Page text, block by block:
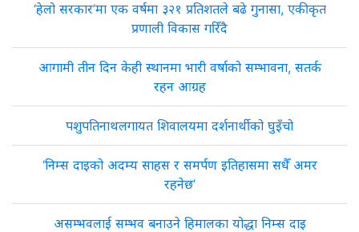
‘हेलो सरकार’मा एक वर्षमा ३२१ प्रतिशतले बढे गुनासा, एकीकृत
प्रणाली विकास गरिँदै
आगामी तीन दिन केही स्थानमा भारी वर्षाको सम्भावना, सतर्क
रहन आग्रह
पशुपतिनाथलगायत शिवालयमा दर्शनार्थीको घुइँचो
‘निम्स दाइको अदम्य साहस र समर्पण इतिहासमा सधैँ अमर
रहनेछ’
असम्भवलाई सम्भव बनाउने हिमालका योद्धा निम्स दाइ